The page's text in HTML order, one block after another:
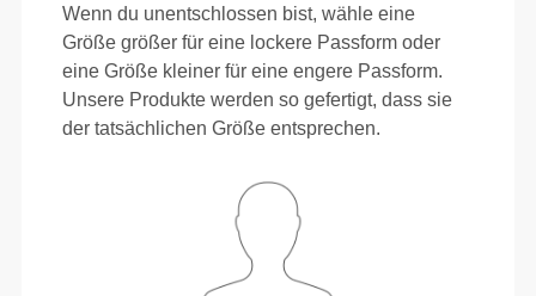
Wenn du unentschlossen bist, wähle eine
Größe größer für eine lockere Passform oder
eine Größe kleiner für eine engere Passform.
Unsere Produkte werden so gefertigt, dass sie
der tatsächlichen Größe entsprechen.